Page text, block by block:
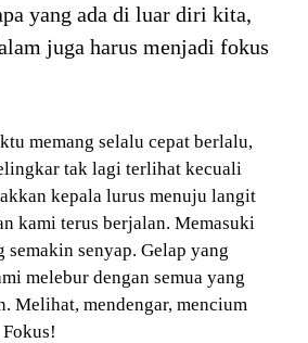
yang ada di luar diri kita,
juga harus menjadi fokus
memang selalu cepat berlalu,
tak lagi terlihat kecuali
kepala lurus menuju langit
kami terus berjalan. Memasuki
semakin senyap. Gelap yang
melebur dengan semua yang
Melihat, mendengar, mencium